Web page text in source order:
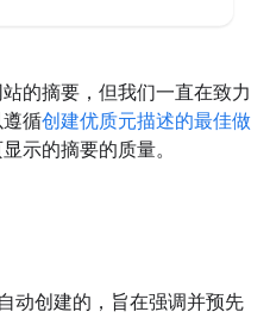
的摘要，但我们一直在致力
循创建优质元描述的最佳做
示的摘要的质量。
动创建的，旨在强调并预先